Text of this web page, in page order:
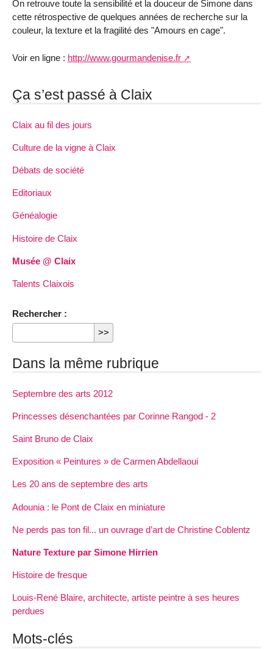
On retrouve toute la sensibilité et la douceur de Simone dans
cette rétrospective de quelques années de recherche sur la
couleur, la texture et la fragilité des "Amours en cage".
Voir en ligne : http://www.gourmandenise.fr
Ça s’est passé à Claix
Claix au fil des jours
Culture de la vigne à Claix
Débats de société
Editoriaux
Généalogie
Histoire de Claix
Musée @ Claix
Talents Claixois
Rechercher :
Dans la même rubrique
Septembre des arts 2012
Princesses désenchantées par Corinne Rangod - 2
Saint Bruno de Claix
Exposition « Peintures » de Carmen Abdellaoui
Les 20 ans de septembre des arts
Adounia : le Pont de Claix en miniature
Ne perds pas ton fil... un ouvrage d’art de Christine Coblentz
Nature Texture par Simone Hirrien
Histoire de fresque
Louis-René Blaire, architecte, artiste peintre à ses heures
perdues
Mots-clés